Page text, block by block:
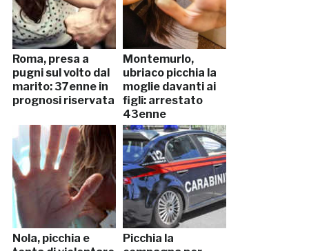
Roma, presa a
pugni sul volto dal
marito: 37enne in
prognosi riservata
Montemurlo,
ubriaco picchia la
moglie davanti ai
figli: arrestato
43enne
Nola, picchia e
Picchia la